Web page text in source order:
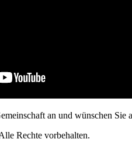
an und wünschen
Rechte vorbehalten.